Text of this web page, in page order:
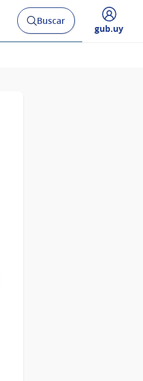
Abrir
buscador
Buscar
Desplegar
gub.uy